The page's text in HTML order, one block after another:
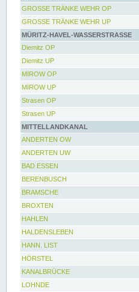
GROSSE TRÄNKE WEHR OP
GROSSE TRÄNKE WEHR UP
MÜRITZ-HAVEL-WASSERSTRASSE
Diemitz OP
Diemitz UP
MIROW OP
MIROW UP
Strasen OP
Strasen UP
MITTELLANDKANAL
ANDERTEN OW
ANDERTEN UW
BAD ESSEN
BERENBUSCH
BRAMSCHE
BROXTEN
HAHLEN
HALDENSLEBEN
HANN. LIST
HÖRSTEL
KANALBRÜCKE
LOHNDE